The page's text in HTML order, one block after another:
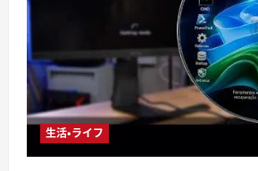
生活・ライフ